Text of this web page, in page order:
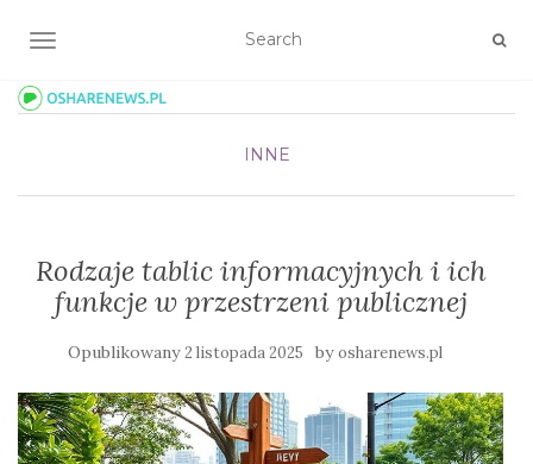
TOGGLE NAVIGATION
INNE
Rodzaje tablic informacyjnych i ich
funkcje w przestrzeni publicznej
Opublikowany2 listopada 2025 byosharenews.pl